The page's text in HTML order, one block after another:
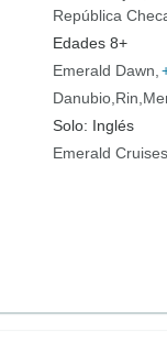
República
Edades 8+
Emerald Dawn
Danubio Rin
Solo: Inglés
Emerald Cruises